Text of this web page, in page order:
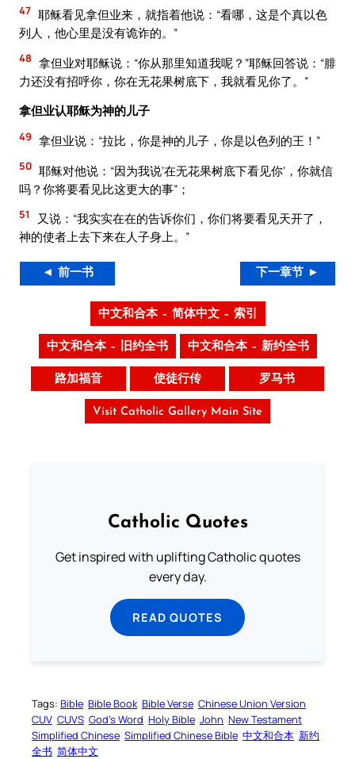
47 耶稣看见拿但业来，就指着他说：“看哪，这是个真以色
列人，他心里是没有诡诈的。”
48 拿但业对耶稣说：“你从那里知道我呢？”耶稣回答说：“腓
力还没有招呼你，你在无花果树底下，我就看见你了。”
拿但业认耶稣为神的儿子
49 拿但业说：“拉比，你是神的儿子，你是以色列的王！”
50 耶稣对他说：“因为我说‘在无花果树底下看见你’，你就信
吗？你将要看见比这更大的事”；
51
又说：“我实实在在的告诉你们，你们将要看见天开了，
神的使者上去下来在人子身上。”
◄ 前一书 下一章节 ►
中文和合本 – 简体中文 – 索引
中文和合本 – 旧约全书 中文和合本 – 新约全书
路加福音 使徒行传 罗马书
Visit Catholic Gallery Main Site
Catholic Quotes
Get inspired with uplifting Catholic quotes
every day.
READ QUOTES
Tags: Bible Bible Book Bible Verse Chinese Union Version
CUV CUVS God’s Word Holy Bible John New Testament
Simplified Chinese Simplified Chinese Bible 中文和合本 新约
全书 简体中文